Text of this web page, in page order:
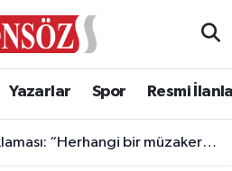
Yazarlar Spor Resmi
“Herhangi bir müzakere yürütmüyoruz”